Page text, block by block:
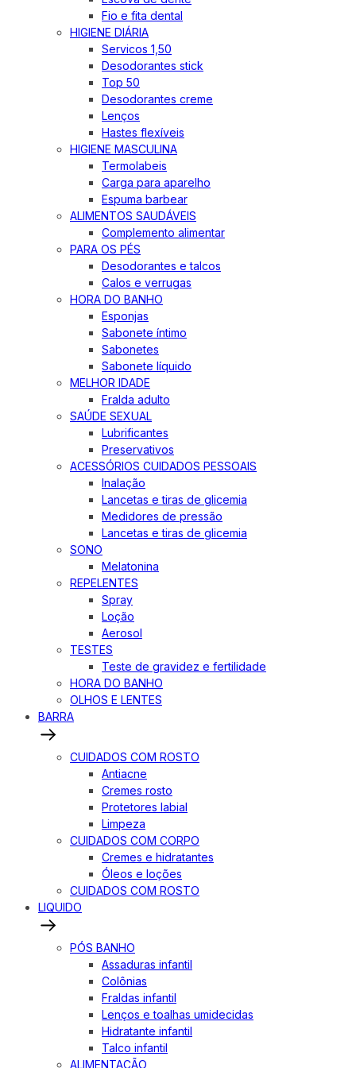
Fio e fita dental
HIGIENE DIÁRIA
Servicos 1,50
Desodorantes stick
Top 50
Desodorantes creme
Lenços
Hastes flexíveis
HIGIENE MASCULINA
Termolabeis
Carga para aparelho
Espuma barbear
ALIMENTOS SAUDÁVEIS
Complemento alimentar
PARA OS PÉS
Desodorantes e talcos
Calos e verrugas
HORA DO BANHO
Esponjas
Sabonete íntimo
Sabonetes
Sabonete líquido
MELHOR IDADE
Fralda adulto
SAÚDE SEXUAL
Lubrificantes
Preservativos
ACESSÓRIOS CUIDADOS PESSOAIS
Inalação
Lancetas e tiras de glicemia
Medidores de pressão
Lancetas e tiras de glicemia
SONO
Melatonina
REPELENTES
Spray
Loção
Aerosol
TESTES
Teste de gravidez e fertilidade
HORA DO BANHO
OLHOS E LENTES
BARRA
CUIDADOS COM ROSTO
Antiacne
Cremes rosto
Protetores labial
Limpeza
CUIDADOS COM CORPO
Cremes e hidratantes
Óleos e loções
CUIDADOS COM ROSTO
LIQUIDO
PÓS BANHO
Assaduras infantil
Colônias
Fraldas infantil
Lenços e toalhas umidecidas
Hidratante infantil
Talco infantil
ALIMENTAÇÃO